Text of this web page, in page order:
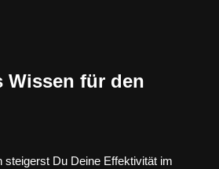
Wissen für den
steigerst Du Deine Effektivität im